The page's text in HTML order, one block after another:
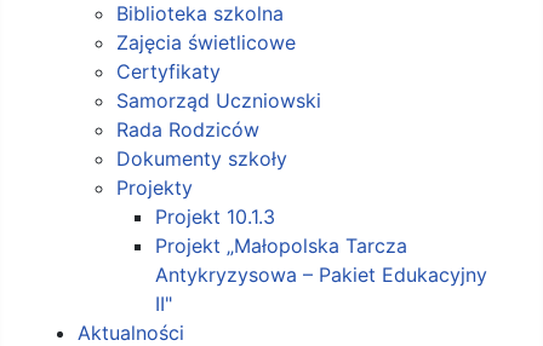
Biblioteka szkolna
Zajęcia świetlicowe
Certyfikaty
Samorząd Uczniowski
Rada Rodziców
Dokumenty szkoły
Projekty
Projekt 10.1.3
Projekt „Małopolska Tarcza
Antykryzysowa – Pakiet Edukacyjny
II"
Aktualności